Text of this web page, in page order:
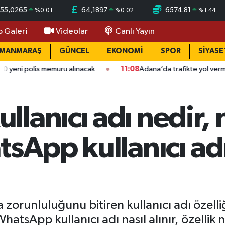
55,0265 %0.01 64,1897 %0.02 6574.81 %1.44
Galeri Videolar Canlı Yayın
GÜNCEL EKONOMİ SPOR
alınacak 11:08Adana’da trafikte yol verme kavgası
adı nedir,
kullanıcı
bitiren kullanıcı adı
kullanıcı adı nasıl alınır,